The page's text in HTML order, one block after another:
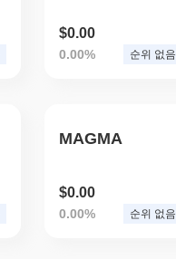
$0.00
0.00% 순위 없음
MAGMA
$0.00
0.00% 순위 없음